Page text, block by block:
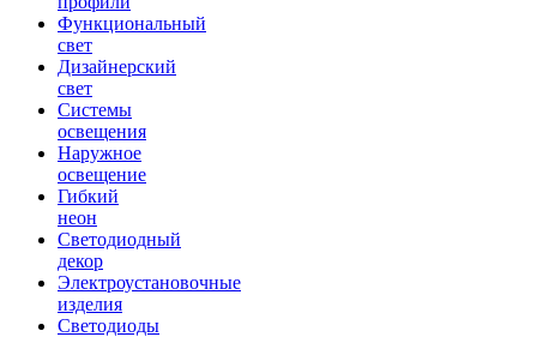
Функциональный
свет
Дизайнерский
свет
Системы
освещения
Наружное
освещение
Гибкий
неон
Светодиодный
декор
Электроустановочные
изделия
Светодиоды